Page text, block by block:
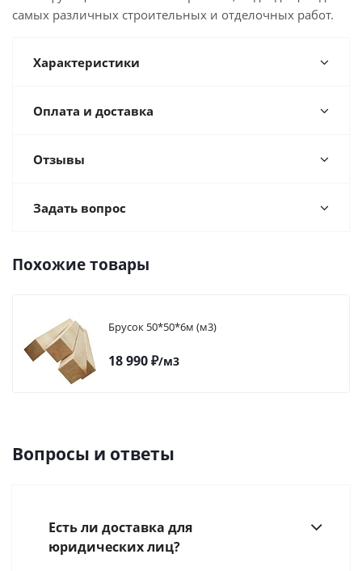
самых различных строительных и отделочных работ.
Характеристики
Оплата и доставка
Отзывы
Задать вопрос
Похожие товары
Брусок 50*50*6м (м3)
18 990₽/м3
Вопросы и ответы
Есть ли доставка для
юридических лиц?